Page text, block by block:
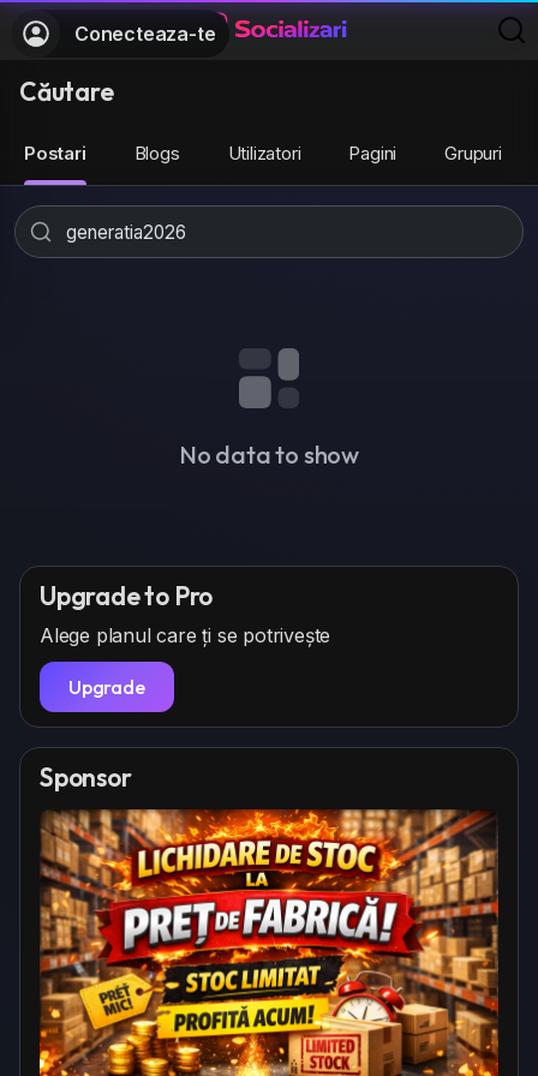
Conecteaza-te
Căutare
Postari Blogs Utilizatori Pagini Grupuri
No data to show
Upgrade to Pro
Alege planul care ți se potrivește
Upgrade
Sponsor